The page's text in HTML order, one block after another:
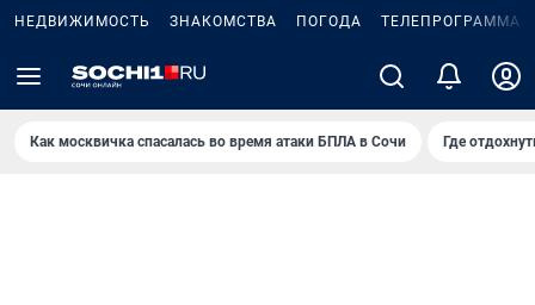
НЕДВИЖИМОСТЬ ЗНАКОМСТВА ПОГОДА ТЕЛЕПРОГРАММА
Как москвичка спасалась во время атаки БПЛА в Сочи Где